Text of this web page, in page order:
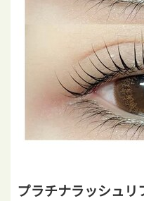
プラチナラッシュ